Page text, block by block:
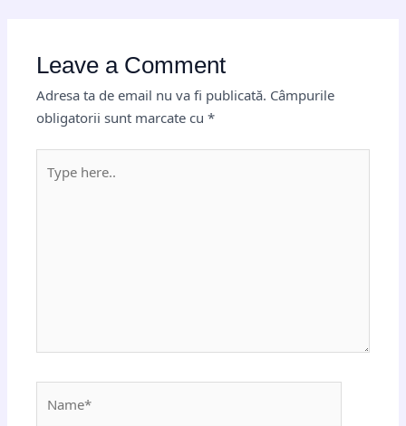
Leave a Comment
Adresa ta de email nu va fi publicată. Câmpurile
obligatorii sunt marcate cu*
here..